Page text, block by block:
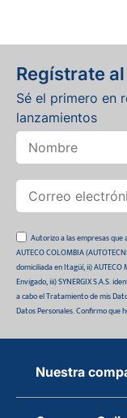
Regístrate
Sé el primero en
lanzamientos
Autorizo a las empresas que
AUTECO COLOMBIA
domiciliada en Itagüí, ii) AUTECO
Envigado, iii) SYNERGIX S.A.S.
a cabo el Tratamiento de mis
Datos Personales. Confirmo que
Nuestra
Quiénes somos